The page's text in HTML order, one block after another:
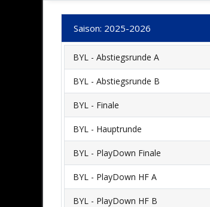
Saison: 2025-2026
BYL - Abstiegsrunde A
BYL - Abstiegsrunde B
BYL - Finale
BYL - Hauptrunde
BYL - PlayDown Finale
BYL - PlayDown HF A
BYL - PlayDown HF B